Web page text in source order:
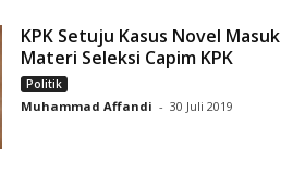
KPK Setuju Kasus Novel Masuk
Materi Seleksi Capim KPK
Politik
Muhammad Affandi - 30 Juli 2019